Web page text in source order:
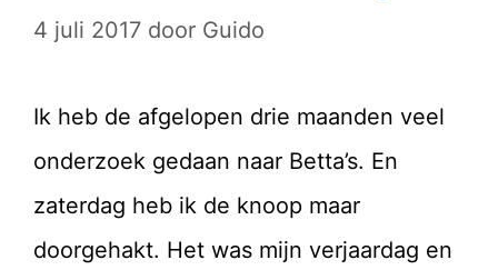
4 juli 2017 door Guido
Ik heb de afgelopen drie maanden veel
onderzoek gedaan naar Betta’s. En
zaterdag heb ik de knoop maar
doorgehakt. Het was mijn verjaardag en